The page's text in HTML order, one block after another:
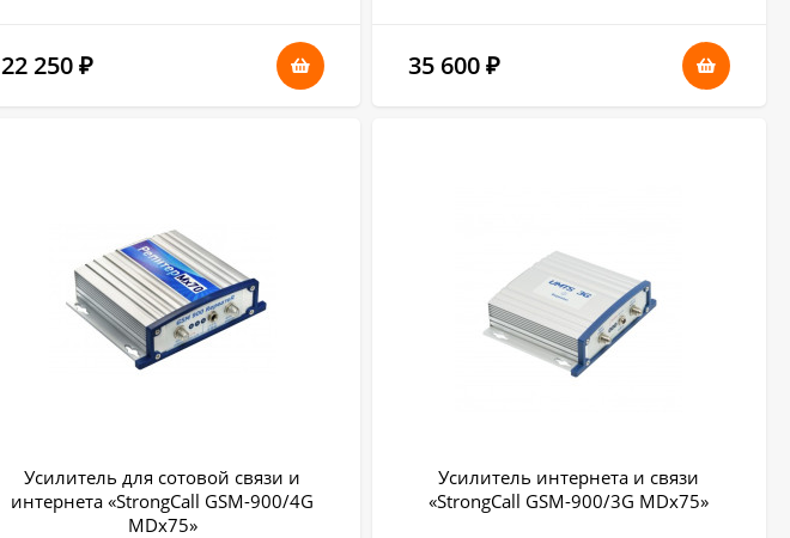
22 250₽ 35 600 ₽
Усилитель для сотовой связи и
интернета «StrongCall GSM-900/4G
MDх75»
Усилитель интернета и связи
«StrongCall GSM-900/3G MDх75»